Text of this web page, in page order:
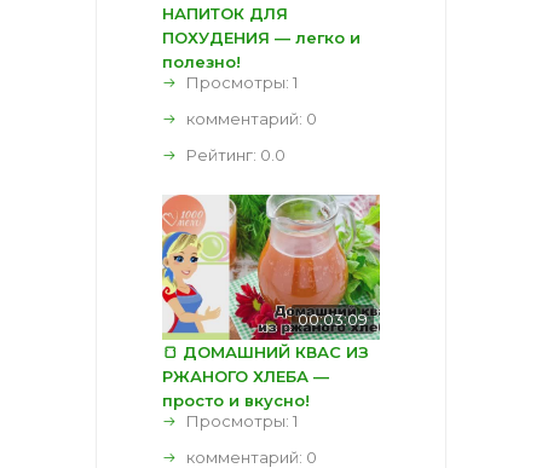
НАПИТОК ДЛЯ
ПОХУДЕНИЯ — легко и
полезно!
Просмотры: 1
комментарий: 0
Рейтинг: 0.0
00:03:09
🍞 ДОМАШНИЙ КВАС ИЗ
РЖАНОГО ХЛЕБА —
просто и вкусно!
Просмотры: 1
комментарий: 0